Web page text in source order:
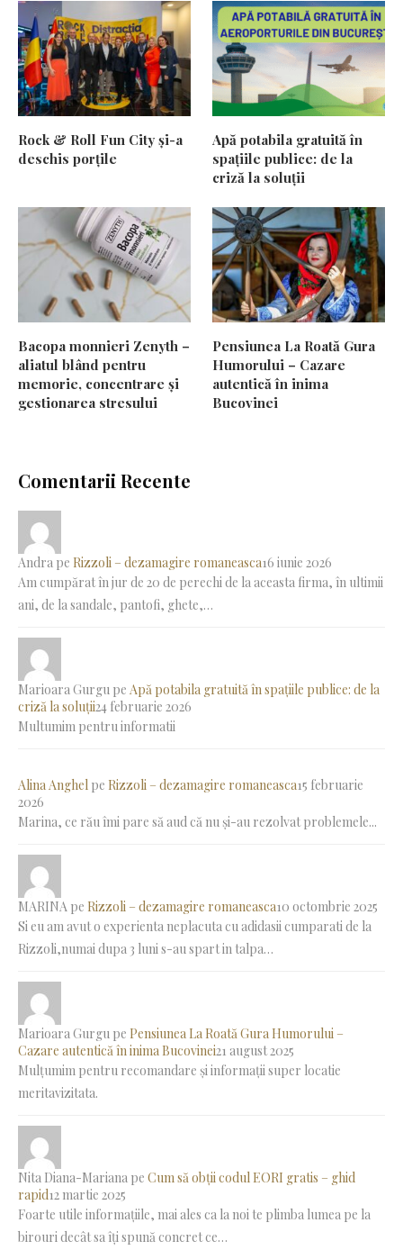
Rock & Roll Fun City și-a
deschis porțile
Apă potabila gratuită în
spațiile publice: de la
criză la soluții
Bacopa monnieri Zenyth –
aliatul blând pentru
memorie, concentrare și
gestionarea stresului
Pensiunea La Roată Gura
Humorului – Cazare
autentică în inima
Bucovinei
Comentarii Recente
Andra pe Rizzoli – dezamagire romaneasca16 iunie 2026
Am cumpărat în jur de 20 de perechi de la aceasta firma, în ultimii
ani, de la sandale, pantofi, ghete,…
Marioara Gurgu pe Apă potabila gratuită în spațiile publice: de la
criză la soluții24 februarie 2026
Multumim pentru informatii
Alina Anghel pe Rizzoli – dezamagire romaneasca15 februarie
2026
Marina, ce rău îmi pare să aud că nu și-au rezolvat problemele...
MARINA pe Rizzoli – dezamagire romaneasca10 octombrie 2025
Si eu am avut o experienta neplacuta cu adidasii cumparati de la
Rizzoli,numai dupa 3 luni s-au spart in talpa…
Marioara Gurgu pe Pensiunea La Roată Gura Humorului –
Cazare autentică în inima Bucovinei21 august 2025
Mulțumim pentru recomandare și informații super locatie
meritavizitata.
Nita Diana-Mariana pe Cum să obții codul EORI gratis – ghid
rapid12 martie 2025
Foarte utile informațiile, mai ales ca la noi te plimba lumea pe la
birouri decât sa îți spună concret ce…